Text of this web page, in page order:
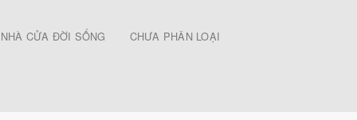
NHÀ CỬA ĐỜI SỐNG CHƯA PHÂN LOẠI